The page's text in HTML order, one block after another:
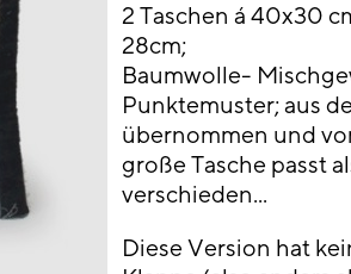
2 Taschen á 40x30
28cm;
Baumwolle-
Punktemuster; aus
übernommen und
große Tasche passt
verschieden...
Diese Version hat